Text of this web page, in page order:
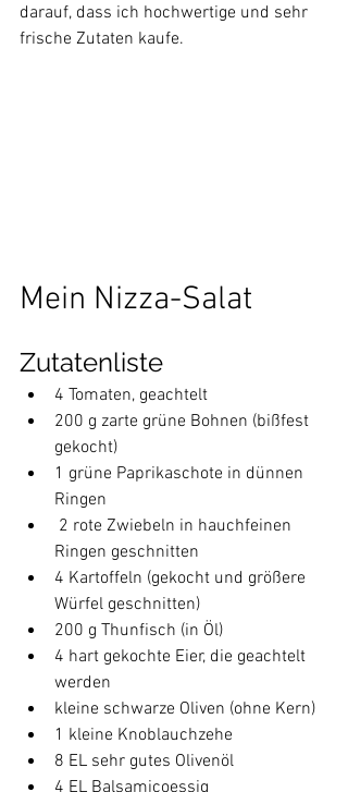
darauf, dass ich hochwertige und sehr
frische Zutaten kaufe.
Mein Nizza-Salat
Zutatenliste
4 Tomaten, geachtelt
200 g zarte grüne Bohnen (bißfest
gekocht)
1 grüne Paprikaschote in dünnen
Ringen
Ringen geschnitten
4 Kartoffeln (gekocht und größere
Würfel geschnitten)
200 g Thunfisch (in Öl)
4 hart gekochte Eier, die geachtelt
werden
kleine schwarze Oliven (ohne Kern)
1 kleine Knoblauchzehe
8 EL sehr gutes Olivenöl
4 EL Balsamicoessig